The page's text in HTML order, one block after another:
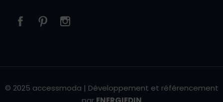
FacebookPinterest
© 2025 accessmoda | Développement et référencement